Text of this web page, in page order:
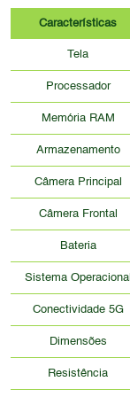
Características
Tela
Processador
Memória RAM
Armazenamento
Câmera Principal
Câmera Frontal
Bateria
Sistema Operacional
Conectividade 5G
Dimensões
Resistência